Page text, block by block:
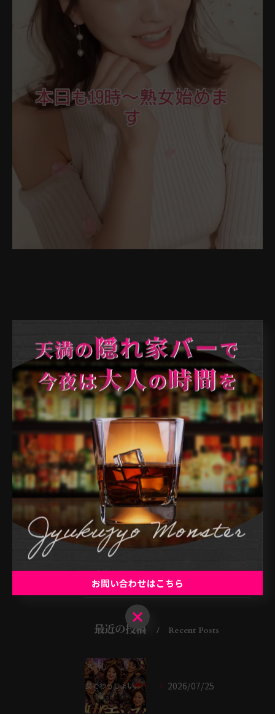
< 前のページ 一覧に戻る 次のページ >
カテゴリー Categories
全てのカテゴリー
天満のバー
天神橋のバー
南森町のバー
扇町のバー
大阪市のバー
最近の投稿 Recent Posts
2026/07/25
お問い合わせはこちら
お問い合わせはこちら